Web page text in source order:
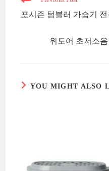
articles
포시즌 텀블러 가습기
위도어 초저소
YOU MIGHT ALSO